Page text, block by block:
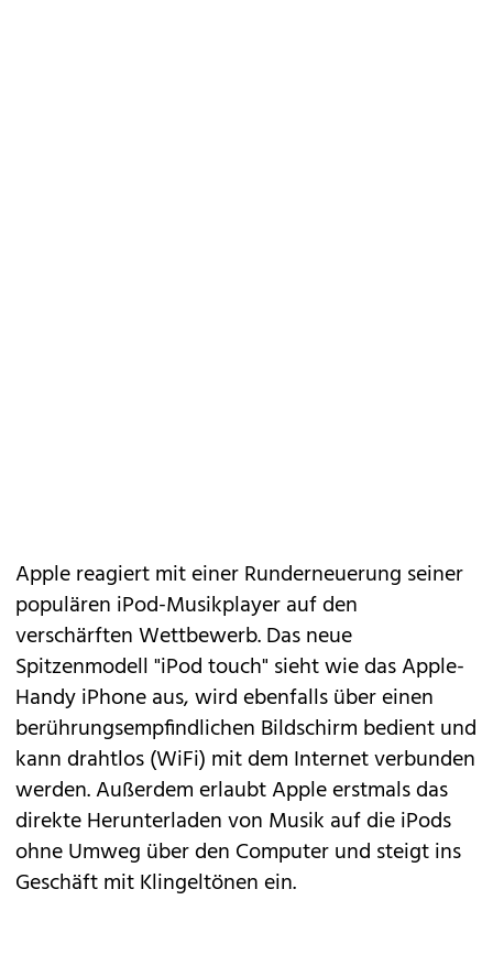
Apple reagiert mit einer Runderneuerung seiner
populären iPod-Musikplayer auf den
verschärften Wettbewerb. Das neue
Spitzenmodell "iPod touch" sieht wie das Apple-
Handy iPhone aus, wird ebenfalls über einen
berührungsempfindlichen Bildschirm bedient und
kann drahtlos (WiFi) mit dem Internet verbunden
werden. Außerdem erlaubt Apple erstmals das
direkte Herunterladen von Musik auf die iPods
ohne Umweg über den Computer und steigt ins
Geschäft mit Klingeltönen ein.